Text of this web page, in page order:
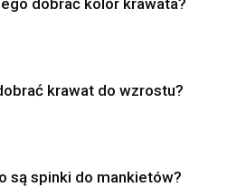
dobrać kolor krawata?
krawat do wzrostu?
są spinki do mankietów?